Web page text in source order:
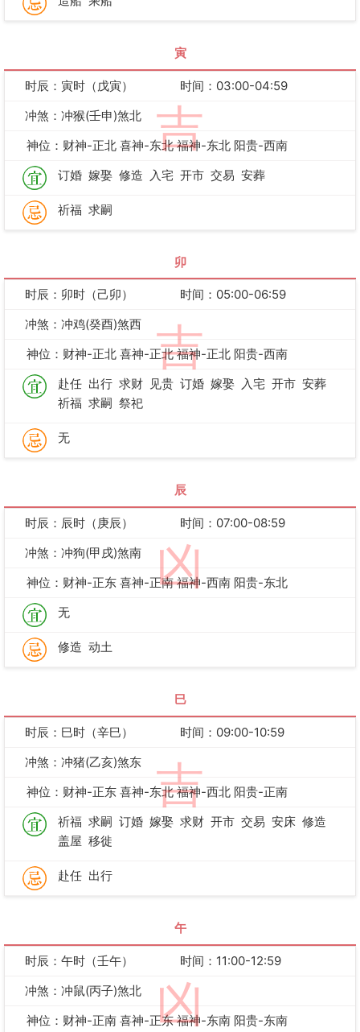
寅
吉
时辰：寅时（戊寅）
时间：03:00-04:59
冲煞：冲猴(壬申)煞北
神位：财神-正北 喜神-东北 福神-东北 阳贵-西南
订婚 嫁娶 修造 入宅 开市 交易 安葬
祈福 求嗣
卯
吉
时辰：卯时（己卯）
时间：05:00-06:59
冲煞：冲鸡(癸酉)煞西
神位：财神-正北 喜神-正北 福神-正北 阳贵-西南
赴任 出行 求财 见贵 订婚 嫁娶 入宅 开市 安葬
祈福 求嗣 祭祀
无
辰
凶
时辰：辰时（庚辰）
时间：07:00-08:59
冲煞：冲狗(甲戌)煞南
神位：财神-正东 喜神-正南 福神-西南 阳贵-东北
无
修造 动土
巳
吉
时辰：巳时（辛巳）
时间：09:00-10:59
冲煞：冲猪(乙亥)煞东
神位：财神-正东 喜神-东北 福神-西北 阳贵-正南
祈福 求嗣 订婚 嫁娶 求财 开市 交易 安床 修造
盖屋 移徙
赴任 出行
午
凶
时辰：午时（壬午）
时间：11:00-12:59
冲煞：冲鼠(丙子)煞北
神位：财神-正南 喜神-正东 福神-东南 阳贵-东南